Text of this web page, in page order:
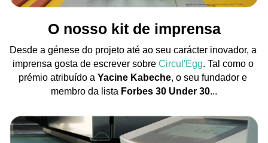
O nosso kit de imprensa
Desde a génese do projeto até ao seu carácter inovador, a
imprensa gosta de escrever sobre Circul'Egg. Tal como o
prémio atribuído a Yacine Kabeche, o seu fundador e
membro da lista Forbes 30 Under 30...